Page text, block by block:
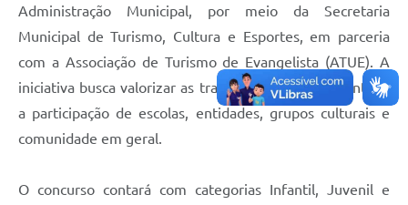
Legislação
Editais
Telefones Úteis
Administração Municipal, por meio da Secretaria
Municipal de Turismo, Cultura e Esportes, em parceria
com a Associação de Turismo de Evangelista (ATUE). A
iniciativa busca valorizar as tradições juninas e incentivar
a participação de escolas, entidades, grupos culturais e
comunidade em geral.
O concurso contará com categorias Infantil, Juvenil e